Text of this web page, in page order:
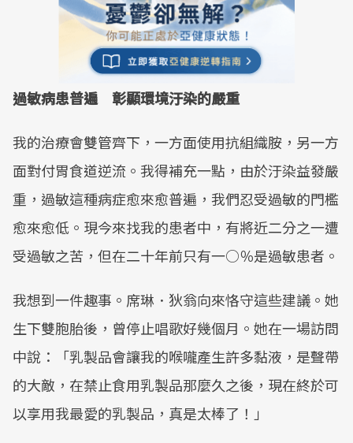
過敏病患普遍 彰顯環境汙染的嚴重
我的治療會雙管齊下，一方面使用抗組織胺，另一方
面對付胃食道逆流。我得補充一點，由於汙染益發嚴
重，過敏這種病症愈來愈普遍，我們忍受過敏的門檻
愈來愈低。現今來找我的患者中，有將近二分之一遭
受過敏之苦，但在二十年前只有一○％是過敏患者。
我想到一件趣事。席琳．狄翁向來恪守這些建議。她
生下雙胞胎後，曾停止唱歌好幾個月。她在一場訪問
中說：「乳製品會讓我的喉嚨產生許多黏液，是聲帶
的大敵，在禁止食用乳製品那麼久之後，現在終於可
以享用我最愛的乳製品，真是太棒了！」